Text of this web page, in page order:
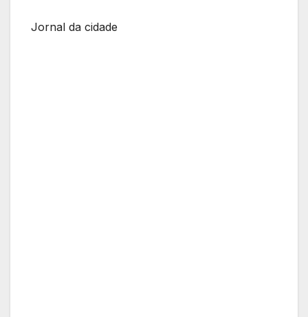
Jornal da cidade